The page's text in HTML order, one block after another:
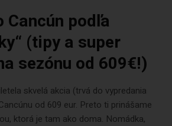
podľa
(tipy a super
sezónu od 609€!)
skvelá akcia (trvá do vypredania
od 609 eur. Preto ti prinášame
ktorá je tam ako doma. Nomádka,